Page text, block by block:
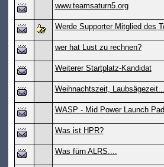
www.teamsaturn5.org
Werde Supporter Mitglied des
wer hat Lust zu rechnen?
Weiterer Startplatz-Kandidat
Weihnachtszeit, Laubsägezeit...
WASP - Mid Power Launch Pad
Was ist HPR?
Was fürn ALRS....